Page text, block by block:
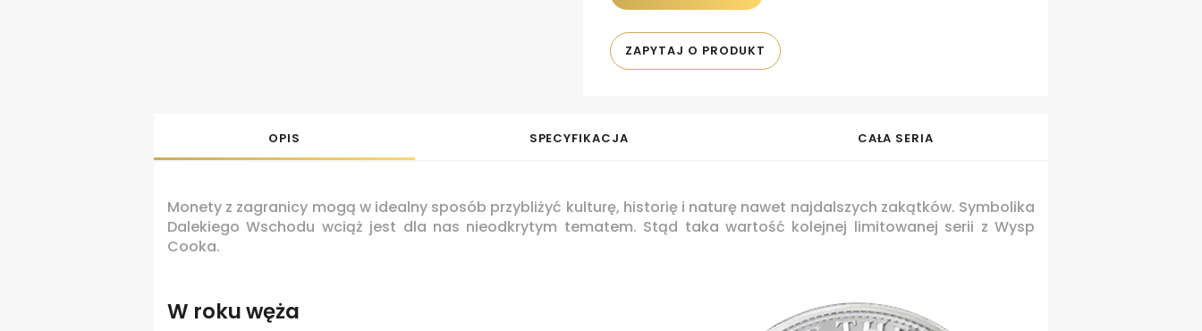
ZAPYTAJ O PRODUKT
OPIS SPECYFIKACJA CAŁA SERIA
Monety z zagranicy mogą w idealny sposób przybliżyć kulturę, historię i naturę nawet najdalszych zakątków. Symbolika
Dalekiego Wschodu wciąż jest dla nas nieodkrytym tematem. Stąd taka wartość kolejnej limitowanej serii z Wysp
Cooka.
W roku węża